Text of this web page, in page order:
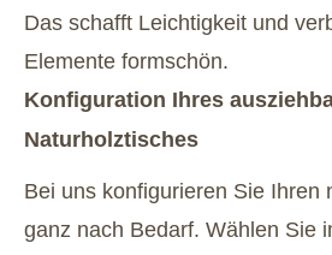
Das schafft Leichtigkeit und
Elemente formschön.
Konfiguration Ihres
Naturholztisches
Bei uns konfigurieren Sie Ihren
ganz nach Bedarf. Wählen Sie